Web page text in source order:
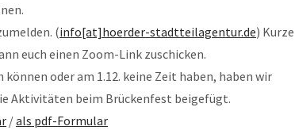
(info[at]hoerder-stadtteilagentur.de) Kurze
euch einen Zoom-Link zuschicken.
oder am 1.12. keine Zeit haben, haben wir
Aktivitäten beim Brückenfest beigefügt.
/als pdf-Formular